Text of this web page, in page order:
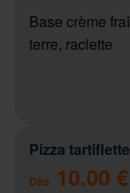
Base crème
terre, raclette
Pizza tartiflette
Dès 10.00 €